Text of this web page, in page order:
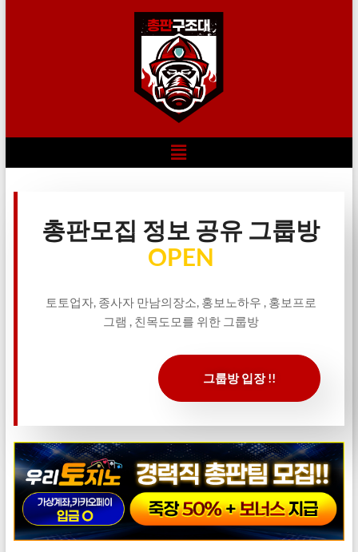
총판모집 정보 공유 그룹방
OPEN
토토업자, 종사자 만남의장소, 홍보노하우 , 홍보프로
그램 , 친목도모를 위한 그룹방
그룹방 입장 !!